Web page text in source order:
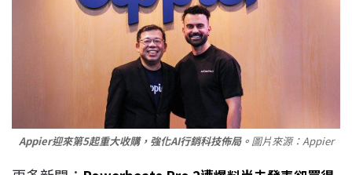
Appier迎來第5起重大收購，強化AI行銷科技佈局。 圖片來源：Appier